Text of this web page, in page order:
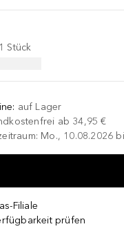
1 Stück
: auf Lager
ab 34,95 €
Mo., 10.08.2026
Filiale
prüfen